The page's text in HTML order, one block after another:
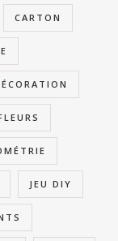
CARTON
JEU DIY